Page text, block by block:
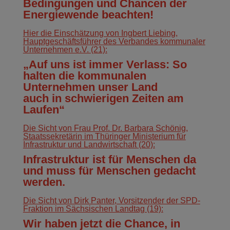
Bedingungen und Chancen der
Energiewende beachten!
Hier die Einschätzung von Ingbert Liebing,
Hauptgeschäftsführer des Verbandes kommunaler
Unternehmen e.V. (21):
„Auf uns ist immer Verlass: So
halten die kommunalen
Unternehmen unser Land
auch in schwierigen Zeiten am
Laufen“
Die Sicht von Frau Prof. Dr. Barbara Schönig,
Staatssekretärin im Thüringer Ministerium für
Infrastruktur und Landwirtschaft (20):
Infrastruktur ist für Menschen da
und muss für Menschen gedacht
werden.
Die Sicht von Dirk Panter, Vorsitzender der SPD-
Fraktion im Sächsischen Landtag (19):
Wir haben jetzt die Chance, in